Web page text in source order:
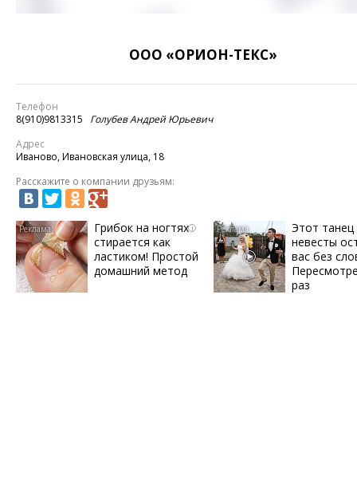
ООО «ОРИОН-ТЕКС»
Телефон
8(910)9813315 Голубев Андрей Юрьевич
Адрес
Иваново, Ивановская улица, 18
Расскажите о компании друзьям:
i
Грибок на ногтях
стирается как
ластиком! Простой
домашний метод
Этот танец
невесты
вас без
раз